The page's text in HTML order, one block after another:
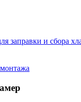
заправки и сбора